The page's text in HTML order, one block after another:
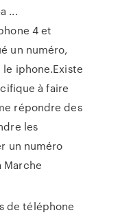
...
4 et
un numéro,
iphone.Existe
à faire
répondre des
les
un numéro
Marche
de téléphone